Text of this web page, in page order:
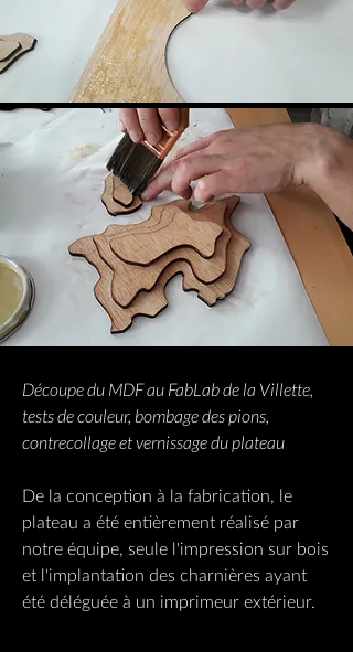
Découpe du MDF au FabLab de la Villette,
tests de couleur, bombage des pions,
contrecollage et vernissage du plateau
De la conception à la fabrication, le
plateau a été entièrement réalisé par
notre équipe, seule l'impression sur bois
et l'implantation des charnières ayant
été déléguée à un imprimeur extérieur.